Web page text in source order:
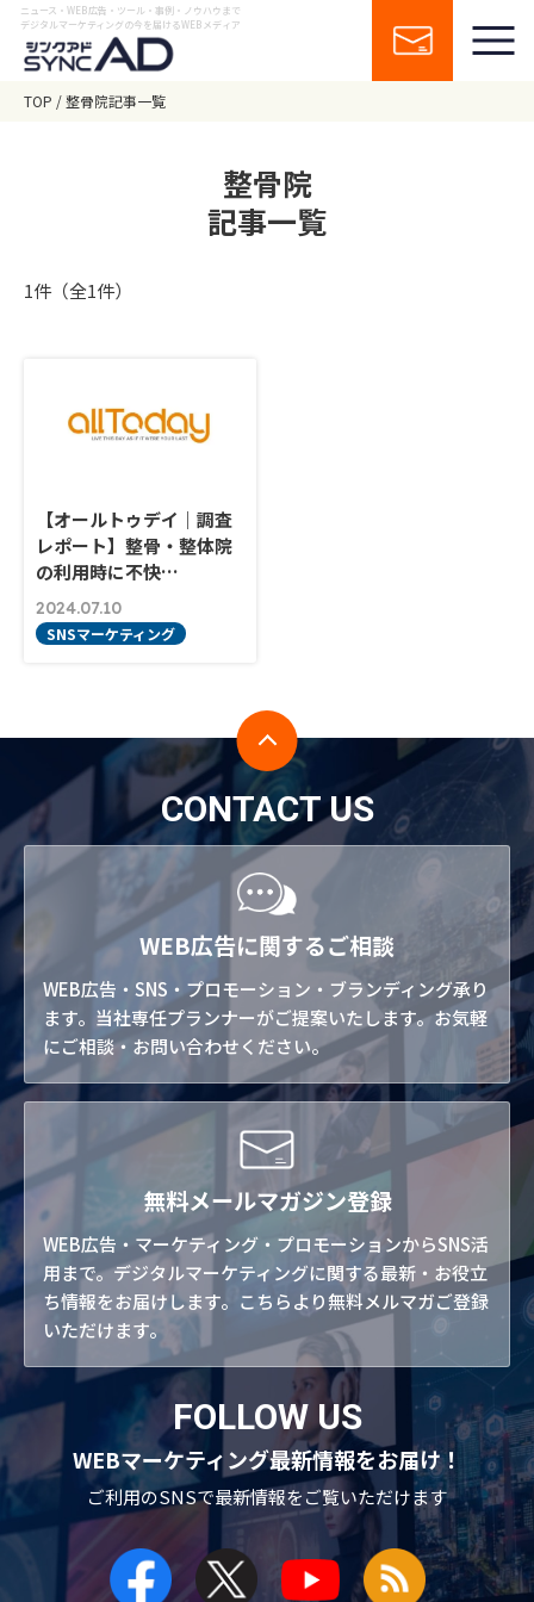
ニュース・WEB広告・ツール・事例・ノウハウまで
デジタルマーケティングの今を届けるWEBメディア
TOP 整骨院記事一覧
整骨院
記事一覧
1件（全1件）
【オールトゥデイ｜調査
レポート】整骨・整体院
の利用時に不快…
2024.07.10
SNSマーケティング
CONTACT US
WEB広告に関するご相談
WEB広告・SNS・プロモーション・ブランディング承り
ます。当社専任プランナーがご提案いたします。お気軽
にご相談・お問い合わせください。
無料メールマガジン登録
WEB広告・マーケティング・プロモーションからSNS活
用まで。デジタルマーケティングに関する最新・お役立
ち情報をお届けします。こちらより無料メルマガご登録
いただけます。
FOLLOW US
WEBマーケティング最新情報をお届け！
ご利用のSNSで最新情報をご覧いただけます